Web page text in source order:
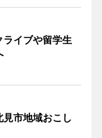
イブや留学生
市地域おこし